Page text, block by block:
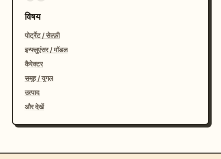
विषय
पोर्ट्रेट / सेल्फ़ी
इन्फ्लुएंसर / मॉडल
कैरेक्टर
समूह / युगल
उत्पाद
और देखें